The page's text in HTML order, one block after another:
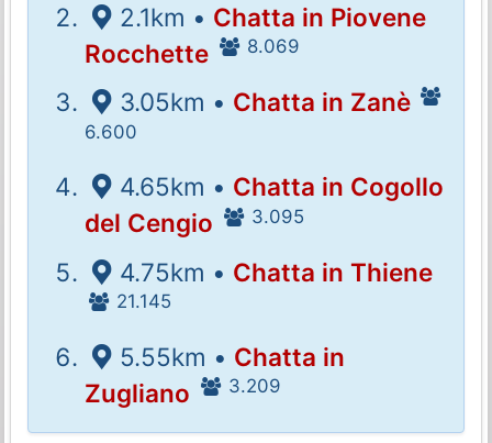
2.1km • Chatta in Piovene
Rocchette
8.069
3.05km • Chatta in Zanè
6.600
4.65km • Chatta in Cogollo
del Cengio
3.095
4.75km • Chatta in Thiene
21.145
5.55km • Chatta in
Zugliano
3.209